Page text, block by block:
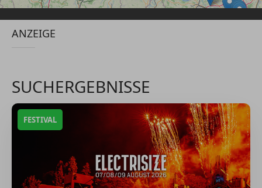
ANZEIGE
SUCHERGEBNISSE
FESTIVAL